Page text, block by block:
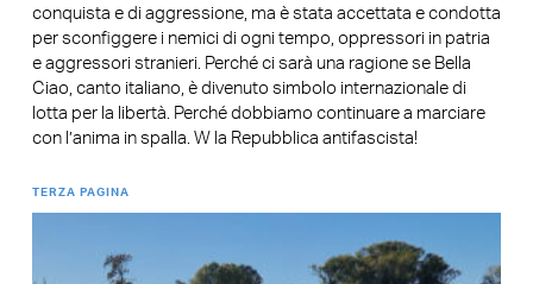
conquista e di aggressione, ma è stata accettata e condotta
per sconfiggere i nemici di ogni tempo, oppressori in patria
e aggressori stranieri. Perché ci sarà una ragione se Bella
Ciao, canto italiano, è divenuto simbolo internazionale di
lotta per la libertà. Perché dobbiamo continuare a marciare
con l’anima in spalla. W la Repubblica antifascista!
TERZA PAGINA